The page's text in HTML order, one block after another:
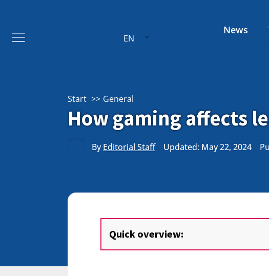
EN
News
Start General
How gaming affects
ByEditorial Staff Updated: May 22, 2024
Quick overview: